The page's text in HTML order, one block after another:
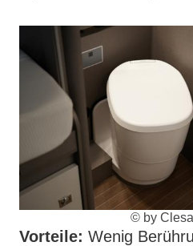
© by
Vorteile: Wenig